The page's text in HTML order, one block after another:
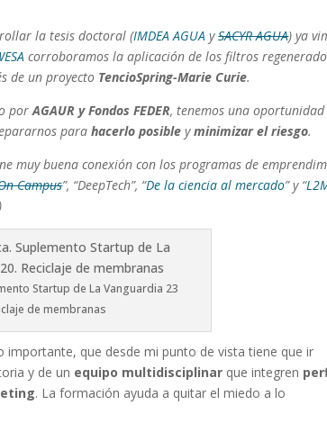
la tesis doctoral (IMDEA AGUA ySACYR AGUA) ya
corroboramos la aplicación de los filtros
de un proyecto TencioSpring-Marie Curie.
porAGAUR y Fondos FEDER, tenemos una oportunidad
parahacerlo posible yminimizar el riesgo.
muy buena conexión con los programas de
Campus”, “DeepTech”, “De la ciencia al mercado” y “
Startup de La Vanguardia 23
de membranas
que desde mi punto de vista tiene que ir
y de un equipo multidisciplinar que integren
. La formación ayuda a quitar el miedo a lo